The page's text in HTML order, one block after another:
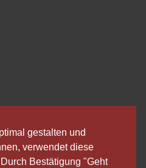
gestalten und
verwendet diese
Bestätigung "Geht